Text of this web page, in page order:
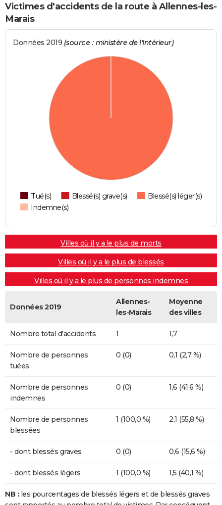
Victimes d'accidents de la route à Allennes-les-
Marais
Données 2019 (source : ministère de l'Intérieur)
Tué(s) Blessé(s) grave(s)
Blessé(s) léger(s)
Indemne(s)
Villes où il y a le plus de morts
Villes où il y a le plus de blessés
Villes où il y a le plus de personnes indemnes
Données 2019
Allennes-
les-Marais
Moyenne
des villes
Nombre total d'accidents 1 1,7
Nombre de personnes
tuées
0 (0) 0,1 (2,7 %)
Nombre de personnes
indemnes
0 (0) 1,6 (41,6 %)
Nombre de personnes
blessées
1 (100,0 %) 2,1 (55,8 %)
- dont blessés graves 0 (0) 0,6 (15,6 %)
- dont blessés légers 1 (100,0 %) 1,5 (40,1 %)
NB : les pourcentages de blessés légers et de blessés graves